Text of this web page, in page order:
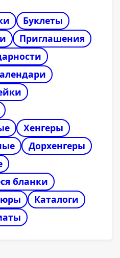
Буклеты
Приглашения
Хенгеры
Дорхенгеры
бланки
Каталоги